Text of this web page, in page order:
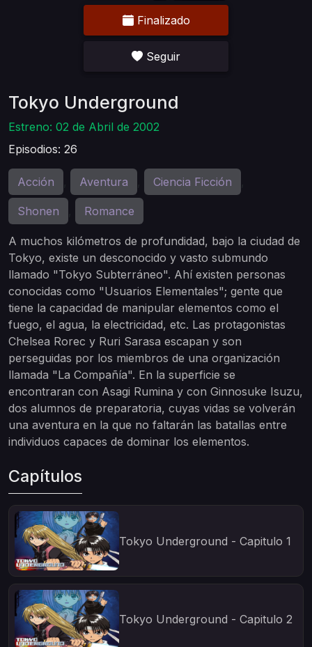
Finalizado
Seguir
Tokyo Underground
Estreno: 02 de Abril de 2002
Episodios: 26
Acción Aventura Ciencia Ficción
Shonen Romance
A muchos kilómetros de profundidad, bajo la ciudad de
Tokyo, existe un desconocido y vasto submundo
llamado "Tokyo Subterráneo". Ahí existen personas
conocidas como "Usuarios Elementales"; gente que
tiene la capacidad de manipular elementos como el
fuego, el agua, la electricidad, etc. Las protagonistas
Chelsea Rorec y Ruri Sarasa escapan y son
perseguidas por los miembros de una organización
llamada "La Compañía". En la superficie se
encontraran con Asagi Rumina y con Ginnosuke Isuzu,
dos alumnos de preparatoria, cuyas vidas se volverán
una aventura en la que no faltarán las batallas entre
individuos capaces de dominar los elementos.
Capítulos
Tokyo Underground - Capitulo 1
Tokyo Underground - Capitulo 2